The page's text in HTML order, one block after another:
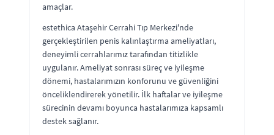
amaçlar.
estethica Ataşehir Cerrahi Tıp Merkezi'nde
gerçekleştirilen penis kalınlaştırma ameliyatları,
deneyimli cerrahlarımız tarafından titizlikle
uygulanır. Ameliyat sonrası süreç ve iyileşme
dönemi, hastalarımızın konforunu ve güvenliğini
önceliklendirerek yönetilir. İlk haftalar ve iyileşme
sürecinin devamı boyunca hastalarımıza kapsamlı
destek sağlanır.